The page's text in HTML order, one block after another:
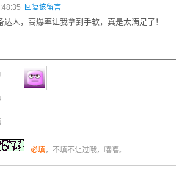
回复该留言
人，高爆率让我拿到手软，真是太满足了！
必填，不填不让过哦，嘻嘻。